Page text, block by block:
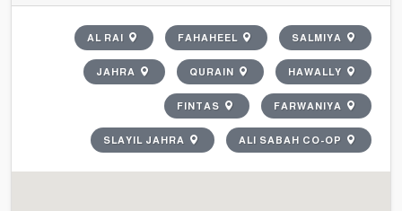
SALMIYA
FAHAHEEL
AL RAI
HAWALLY
QURAIN
JAHRA
FARWANIYA
FINTAS
ALI SABAH CO-OP
SLAYIL JAHRA